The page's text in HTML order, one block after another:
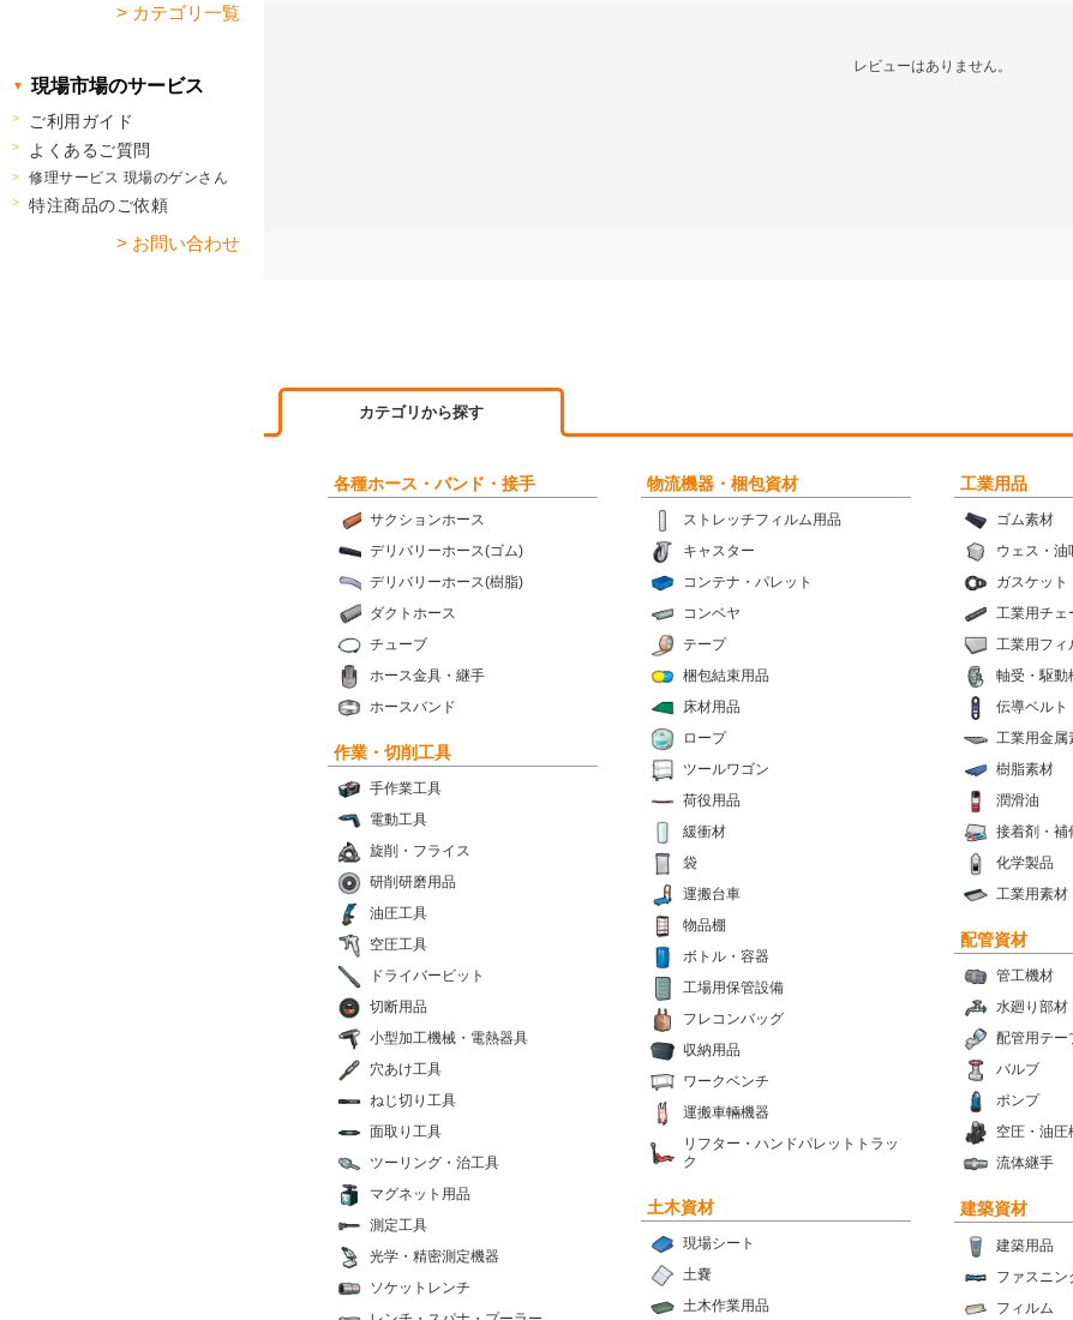
レビューはありません。
カテゴリから探す
各種ホース・バンド・接手
サクションホース
デリバリーホース(ゴム)
デリバリーホース(樹脂)
ダクトホース
チューブ
ホース金具・継手
ホースバンド
物流機器・梱包資材
ストレッチフィルム用品
キャスター
コンテナ・パレット
コンベヤ
テープ
梱包結束用品
床材用品
ロープ
ツールワゴン
荷役用品
緩衝材
袋
運搬台車
物品棚
ボトル・容器
工場用保管設備
フレコンバッグ
収納用品
ワークベンチ
運搬車輛機器
リフター・ハンドパレットトラッ
ク
工業用品
ゴム素材
ウェス・油
ガスケット
工業用チェ
工業用フィ
軸受・駆動
伝導ベルト
工業用金属
樹脂素材
潤滑油
接着剤・補
化学製品
工業用素材
作業・切削工具
手作業工具
電動工具
旋削・フライス
研削研磨用品
油圧工具
空圧工具
ドライバービット
切断用品
小型加工機械・電熱器具
穴あけ工具
ねじ切り工具
面取り工具
ツーリング・治工具
マグネット用品
測定工具
光学・精密測定機器
ソケットレンチ
配管資材
管工機材
水廻り部材
配管用テー
バルブ
ポンプ
空圧・油圧
流体継手
土木資材
現場シート
土嚢
土木作業用品
建築資材
建築用品
ファスニン
フィルム
> カテゴリ一覧
現場市場のサービス
ご利用ガイド
よくあるご質問
修理サービス 現場のゲンさん
特注商品のご依頼
> お問い合わせ